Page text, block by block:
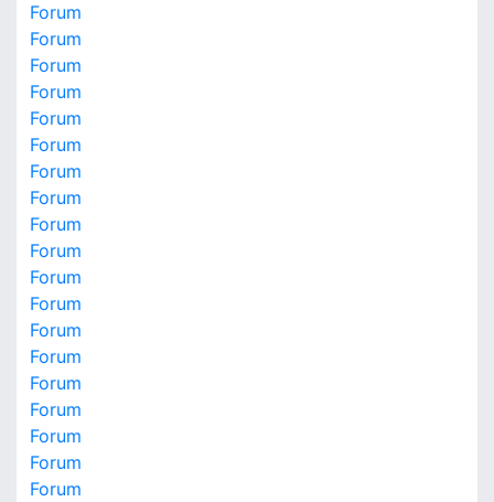
Forum
Forum
Forum
Forum
Forum
Forum
Forum
Forum
Forum
Forum
Forum
Forum
Forum
Forum
Forum
Forum
Forum
Forum
Forum